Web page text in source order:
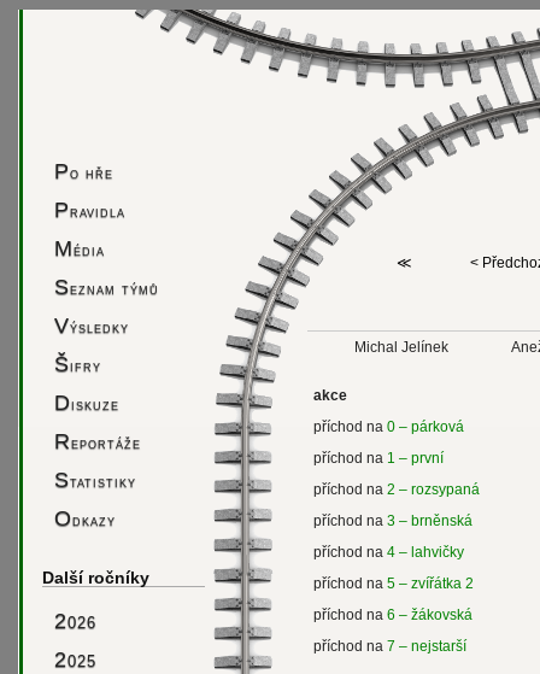
Po hře
Pravidla
Média
Seznam týmů
Výsledky
Šifry
Diskuze
Reportáže
Statistiky
Odkazy
Další ročníky
2026
2025
≪ <
Michal Jelínek
akce
příchod na 0 – párková
příchod na 1 – první
příchod na 2 – rozsypaná
příchod na 3 – brněnská
příchod na 4 – lahvičky
příchod na 5 – zvířátka 2
příchod na 6 – žákovská
příchod na 7 – nejstarší